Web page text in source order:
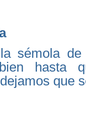
sémola
hasta
que